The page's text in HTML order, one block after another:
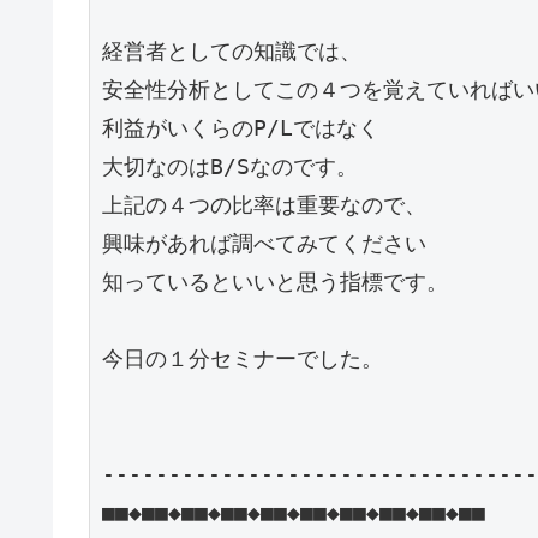
経営者としての知識では、
安全性分析としてこの４つを覚えていればい
利益がいくらのP/Lではなく
大切なのはB/Sなのです。
上記の４つの比率は重要なので、
興味があれば調べてみてください
知っているといいと思う指標です。
今日の１分セミナーでした。
■■◆■■◆■■◆■■◆■■◆■■◆■■◆■■◆■■◆■■